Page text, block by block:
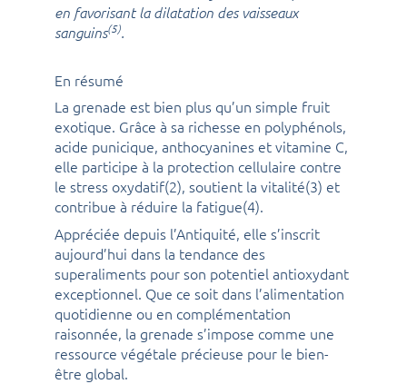
en favorisant la dilatation des vaisseaux
sanguins(5).
En résumé
La grenade est bien plus qu’un simple fruit
exotique. Grâce à sa richesse en polyphénols,
acide punicique, anthocyanines et vitamine C,
elle participe à la protection cellulaire contre
le stress oxydatif(2), soutient la vitalité(3) et
contribue à réduire la fatigue(4).
Appréciée depuis l’Antiquité, elle s’inscrit
aujourd’hui dans la tendance des
superaliments pour son potentiel antioxydant
exceptionnel. Que ce soit dans l’alimentation
quotidienne ou en complémentation
raisonnée, la grenade s’impose comme une
ressource végétale précieuse pour le bien-
être global.